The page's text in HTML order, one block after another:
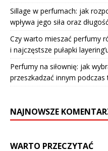
Sillage w perfumach: jak
wpływa jego siła oraz
Czy warto mieszać perfumy
i najczęstsze pułapki
Perfumy na siłownię: jak
przeszkadzać innym podczas
NAJNOWSZE
WARTO PRZECZYTAĆ